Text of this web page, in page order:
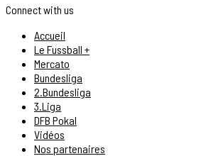
Connect with us
Accueil
Le Fussball +
Mercato
Bundesliga
2.Bundesliga
3.Liga
DFB Pokal
Vidéos
Nos partenaires